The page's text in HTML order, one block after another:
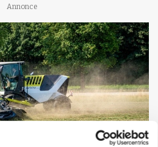
Annonce